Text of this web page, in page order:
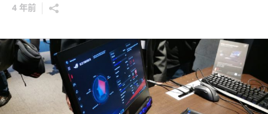
4 年前